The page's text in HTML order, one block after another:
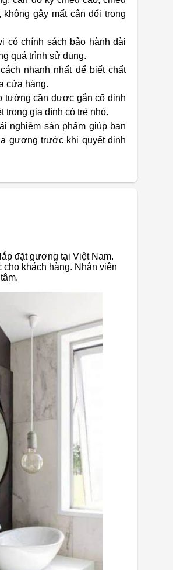
gây mất cân đối trong
có chính sách bảo hành dài
quá trình sử dụng.
nhanh nhất để biết chất
cửa hàng.
tường cần được gắn cố định
trong gia đình có trẻ nhỏ.
nghiệm sản phẩm giúp bạn
gương trước khi quyết định
đặt gương tại Việt Nam.
khách hàng. Nhân viên